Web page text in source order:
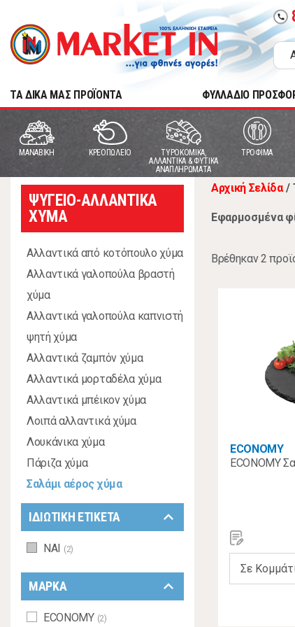
call
TA ΔΙΚΑ ΜΑΣ ΠΡΟΪΟΝΤΑ ΦΥΛΛΑΔΙΟ
MANABIKH ΚΡΕΟΠΩΛΕΙΟ
ΤΥΡΟΚΟΜΙΚΑ,
ΑΛΛΑΝΤΙΚΑ & ΦΥΤΙΚΑ
ΑΝΑΠΛΗΡΩΜΑΤΑ
ΤΡΟΦΙΜΑ
ΨΥΓΕΙΟ-ΑΛΛΑΝΤΙΚΑ
ΧΥΜΑ
Αλλαντικά από κοτόπουλο χύμα
Αλλαντικά γαλοπούλα βραστή
χύμα
Αλλαντικά γαλοπούλα καπνιστή
ψητή χύμα
Αλλαντικά ζαμπόν χύμα
Αλλαντικά μορταδέλα χύμα
Αλλαντικά μπέικον χύμα
Λοιπά αλλαντικά χύμα
Λουκάνικα χύμα
Πάριζα χύμα
Σαλάμι αέρος χύμα
ΙΔΙΩΤΙΚΗ ΕΤΙΚΕΤΑ keyboard_arrow_down
ΝΑΙ (2)
ΜΑΡΚΑ keyboard_arrow_down
ECONOMY (2)
Αρχική Σελίδα /
Εφαρμοσμένα
Βρέθηκαν 2
ECONOMY
ECONOMY